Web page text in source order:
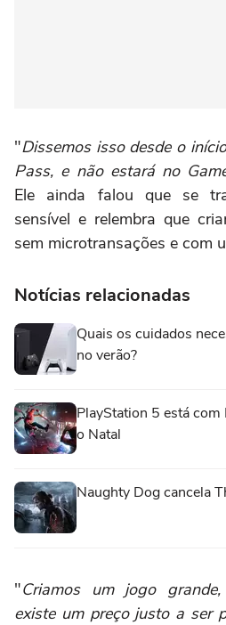
"Dissemos isso desde o
Pass, e não estará no
Ele ainda falou que se
sensível e relembra que
sem microtransações e com
Notícias relacionadas
Quais os cuidados
no verão?
PlayStation 5 está
o Natal
Naughty Dog cancela
"Criamos um jogo
existe um preço justo a ser